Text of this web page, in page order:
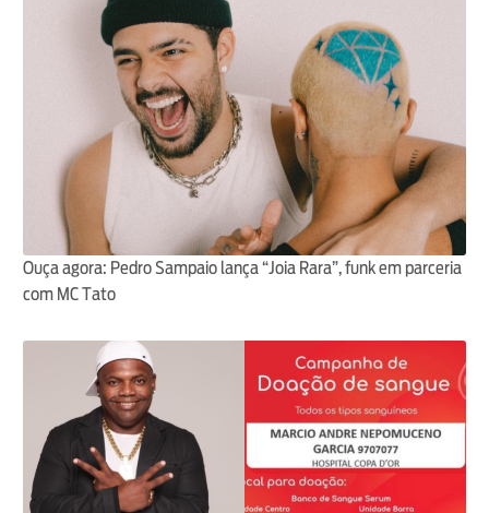
Ouça agora: Pedro Sampaio lança “Joia Rara”, funk em parceria
com MC Tato